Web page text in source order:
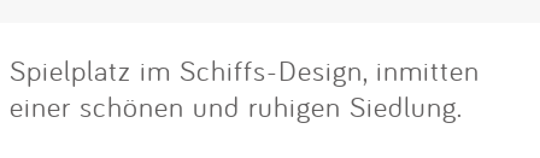
Spielplatz im Schiffs-Design, inmitten
einer schönen und ruhigen Siedlung.